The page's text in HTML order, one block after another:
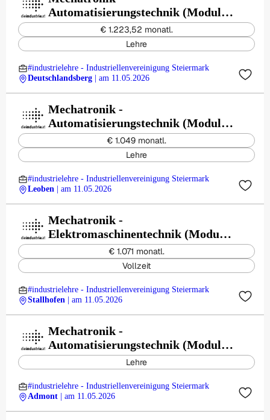
Automatisierungstechnik (Modul) -
SVI Austria GmbH
€ 1.223,52 monatl.
Lehre
#industrielehre - Industriellenvereinigung Steiermark
Deutschlandsberg
| am 11.05.2026
Mechatronik -
Automatisierungstechnik (Modul) -
KNAPP Systemintegration GmbH
€ 1.049 monatl.
Lehre
#industrielehre - Industriellenvereinigung Steiermark
Leoben
| am 11.05.2026
Mechatronik -
Elektromaschinentechnik (Modul)
- SFL Engineering GmbH
€ 1.071 monatl.
Vollzeit
#industrielehre - Industriellenvereinigung Steiermark
Stallhofen
| am 11.05.2026
Mechatronik -
Automatisierungstechnik (Modul) -
Admonter Holzindustrie AG
Lehre
#industrielehre - Industriellenvereinigung Steiermark
Admont
| am 11.05.2026